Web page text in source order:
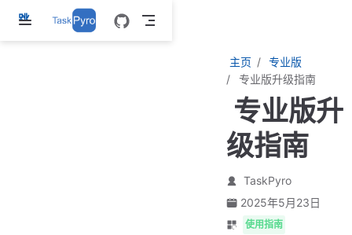
跳
主页
专业版
专业版升级指南
专业版升
级指南
TaskPyro
2025年5月23日
使用指南